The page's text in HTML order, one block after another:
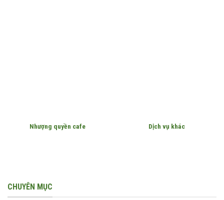
Nhượng quyền cafe Dịch vụ khác
CHUYÊN MỤC